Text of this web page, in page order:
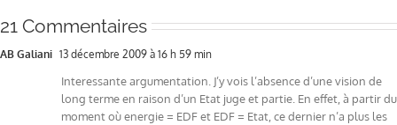
21 Commentaires
AB Galiani 13 décembre 2009 à 16 h 59 min
Interessante argumentation. J’y vois l’absence d’une vision de
long terme en raison d’un Etat juge et partie. En effet, à partir du
moment où energie = EDF et EDF = Etat, ce dernier n’a plus les